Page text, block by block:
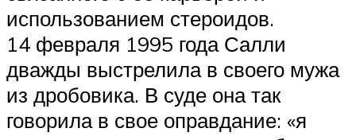
использованием стероидов.
14 февраля 1995 года Салли
дважды выстрелила в своего мужа
из дробовика. В суде она так
говорила в свое оправдание: «я